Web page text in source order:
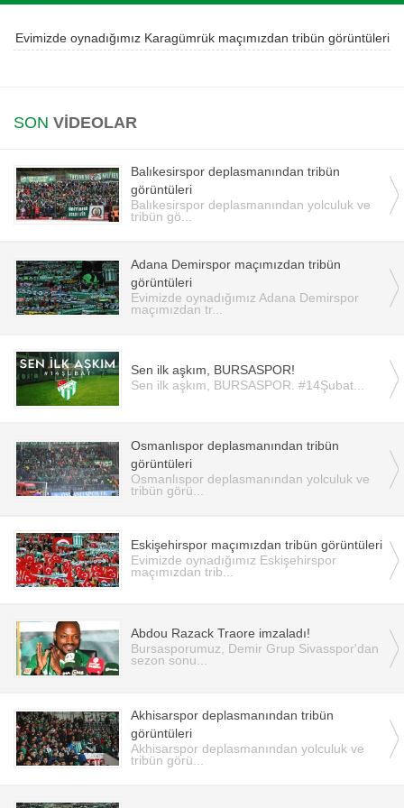
Instagram
iOS
Evimizde oynadığımız Karagümrük maçımızdan tribün görüntüleri
SON VİDEOLAR
Balıkesirspor deplasmanından tribün
görüntüleri
Balıkesirspor deplasmanından yolculuk ve
tribün gö...
Adana Demirspor maçımızdan tribün
görüntüleri
Evimizde oynadığımız Adana Demirspor
maçımızdan tr...
Sen ilk aşkım, BURSASPOR!
Sen ilk aşkım, BURSASPOR. #14Şubat...
Osmanlıspor deplasmanından tribün
görüntüleri
Osmanlıspor deplasmanından yolculuk ve
tribün görü...
Eskişehirspor maçımızdan tribün görüntüleri
Evimizde oynadığımız Eskişehirspor
maçımızdan trib...
Abdou Razack Traore imzaladı!
Bursasporumuz, Demir Grup Sivasspor'dan
sezon sonu...
Akhisarspor deplasmanından tribün
görüntüleri
Akhisarspor deplasmanından yolculuk ve
tribün görü...